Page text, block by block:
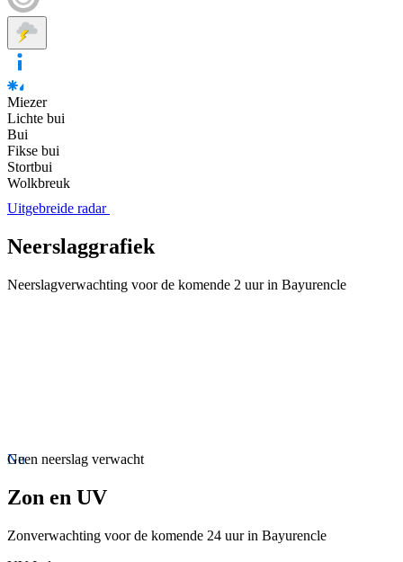
Miezer
Lichte bui
Bui
Fikse bui
Stortbui
Wolkbreuk
Uitgebreide radar
Neerslaggrafiek
Neerslagverwachting voor de komende 2 uur in Bayurencle
Nu
Geen neerslag verwacht
Zon en UV
Zonverwachting voor de komende 24 uur in Bayurencle